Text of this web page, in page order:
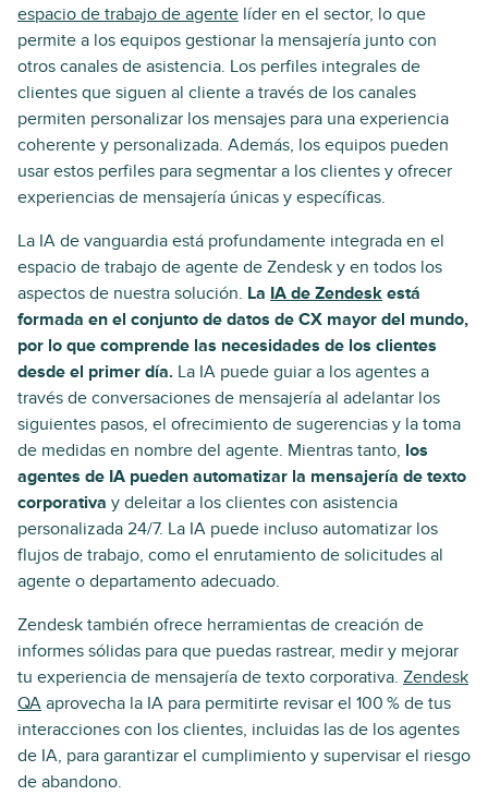
espacio de trabajo de agente líder en el sector, lo que
permite a los equipos gestionar la mensajería junto con
otros canales de asistencia. Los perfiles integrales de
clientes que siguen al cliente a través de los canales
permiten personalizar los mensajes para una experiencia
coherente y personalizada. Además, los equipos pueden
usar estos perfiles para segmentar a los clientes y ofrecer
experiencias de mensajería únicas y específicas.
La IA de vanguardia está profundamente integrada en el
espacio de trabajo de agente de Zendesk y en todos los
aspectos de nuestra solución. La IA de Zendesk está
formada en el conjunto de datos de CX mayor del mundo,
por lo que comprende las necesidades de los clientes
desde el primer día. La IA puede guiar a los agentes a
través de conversaciones de mensajería al adelantar los
siguientes pasos, el ofrecimiento de sugerencias y la toma
de medidas en nombre del agente. Mientras tanto, los
agentes de IA pueden automatizar la mensajería de texto
corporativa y deleitar a los clientes con asistencia
personalizada 24/7. La IA puede incluso automatizar los
flujos de trabajo, como el enrutamiento de solicitudes al
agente o departamento adecuado.
Zendesk también ofrece herramientas de creación de
informes sólidas para que puedas rastrear, medir y mejorar
tu experiencia de mensajería de texto corporativa. Zendesk
QA aprovecha la IA para permitirte revisar el 100 % de tus
interacciones con los clientes, incluidas las de los agentes
de IA, para garantizar el cumplimiento y supervisar el riesgo
de abandono.